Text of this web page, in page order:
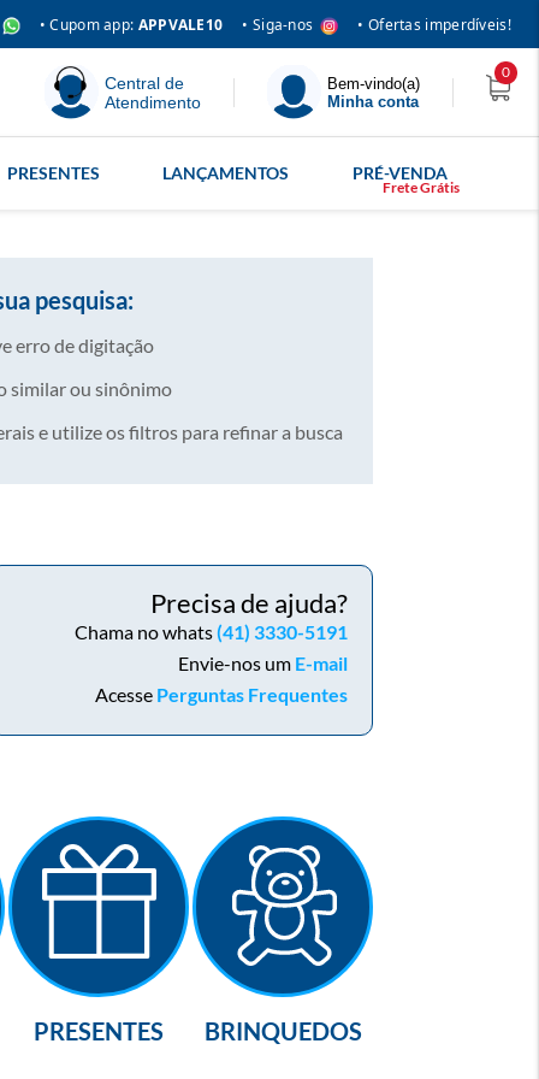
• Cupom app: APPVALE10 • Siga-nos • Ofertas imperdíveis!
Central de
Atendimento
Bem-vindo(a)
Minha conta
0
PRESENTES LANÇAMENTOS PRÉ-VENDA
pesquisa:
erro de digitação
similar ou sinônimo
e utilize os filtros para refinar a busca
Precisa de ajuda?
Chama no whats(41) 3330-5191
Envie-nos um E-mail
Acesse Perguntas Frequentes
PRESENTES BRINQUEDOS